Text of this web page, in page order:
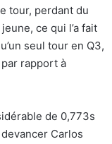
tour, perdant du
ce qui l’a fait
seul tour en Q3,
rapport à
de 0,773s
Carlos